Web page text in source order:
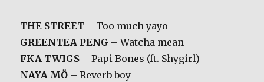
THE STREET – Too much yayo
GREENTEA PENG – Watcha mean
FKA TWIGS – Papi Bones (ft. Shygirl)
NAYA MÖ – Reverb boy